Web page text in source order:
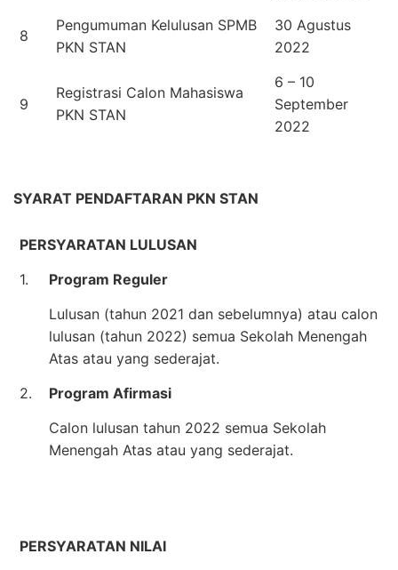
8
Pengumuman Kelulusan SPMB
PKN STAN
30 Agustus
2022
9
Registrasi Calon Mahasiswa
PKN STAN
6 – 10
September
2022
SYARAT PENDAFTARAN PKN STAN
PERSYARATAN LULUSAN
1.
Program Reguler
Lulusan (tahun 2021 dan sebelumnya) atau calon
lulusan (tahun 2022) semua Sekolah Menengah
Atas atau yang sederajat.
2.
Program Afirmasi
Calon lulusan tahun 2022 semua Sekolah
Menengah Atas atau yang sederajat.
PERSYARATAN NILAI